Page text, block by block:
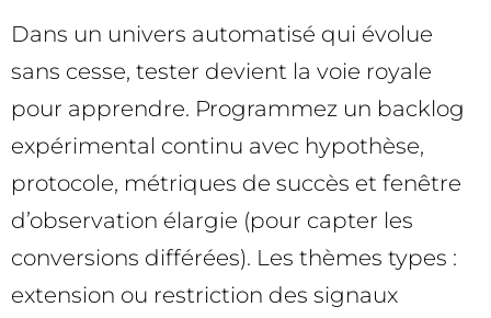
Dans un univers automatisé qui évolue
sans cesse, tester devient la voie royale
pour apprendre. Programmez un backlog
expérimental continu avec hypothèse,
protocole, métriques de succès et fenêtre
d’observation élargie (pour capter les
conversions différées). Les thèmes types :
extension ou restriction des signaux